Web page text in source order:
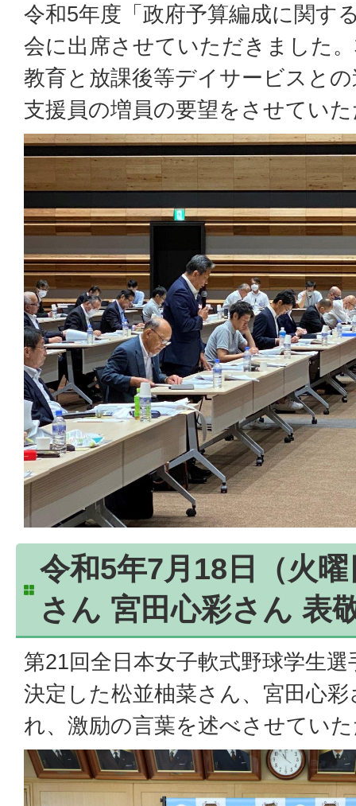
令和5年度「政府予算編成に関す
会に出席させていただきました
教育と放課後等デイサービスと
支援員の増員の要望をさせてい
令和5年7月18日（火
さん 宮田心彩さん 表
第21回全日本女子軟式野球学生
決定した松並柚菜さん、宮田心
れ、激励の言葉を述べさせてい